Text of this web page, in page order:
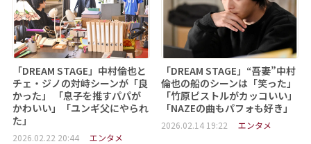
「DREAM STAGE」中村倫也と
チェ・ジノの対峙シーンが「良
かった」 「息子を推すパパが
かわいい」「ユンギ父にやられ
た」
2026.02.22 20:44 エンタメ
「DREAM STAGE」“吾妻”中村
倫也の船のシーンは「笑った」
「竹原ピストルがカッコいい」
「NAZEの曲もパフォも好き」
2026.02.14 19:22 エンタメ